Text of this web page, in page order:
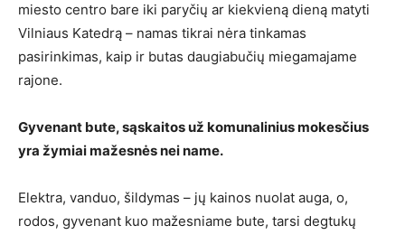
miesto centro bare iki paryčių ar kiekvieną dieną matyti
Vilniaus Katedrą – namas tikrai nėra tinkamas
pasirinkimas, kaip ir butas daugiabučių miegamajame
rajone.
Gyvenant bute, sąskaitos už komunalinius mokesčius
yra žymiai mažesnės nei name.
Elektra, vanduo, šildymas – jų kainos nuolat auga, o,
rodos, gyvenant kuo mažesniame bute, tarsi degtukų